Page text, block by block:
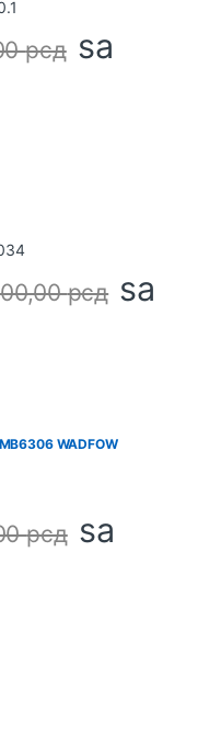
рсд sa
рсд sa
WADFOW
рсд sa